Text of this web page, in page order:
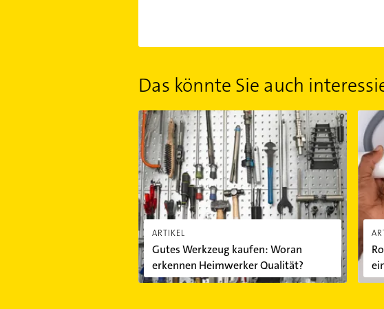
Das könnte Sie auch
ARTIKEL
Gutes Werkzeug kaufen: Woran
erkennen Heimwerker Qualität?
Gutes Werkzeug kaufen: Woran erkennen